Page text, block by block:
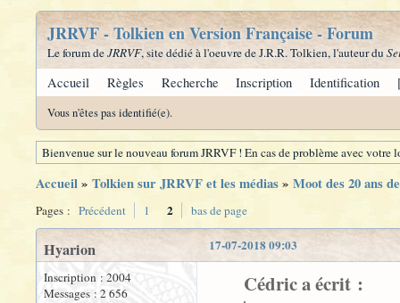
JRRVF - Tolkien en Version Française - Forum
Le forum deJRRVF, site dédié à l'oeuvre de J.R.R. Tolkien, l'auteur du
Accueil Règles Recherche Inscription Identification
Vous n'êtes pas identifié(e).
Bienvenue sur le nouveau forum JRRVF ! En cas de problème avec
Accueil» Tolkien sur JRRVF et les médias» Moot des 20 ans
Pages : Précédent 1 2 bas de page
17-07-2018 09:03
Hyarion
Inscription : 2004
Messages : 2 656
Cédric a écrit :